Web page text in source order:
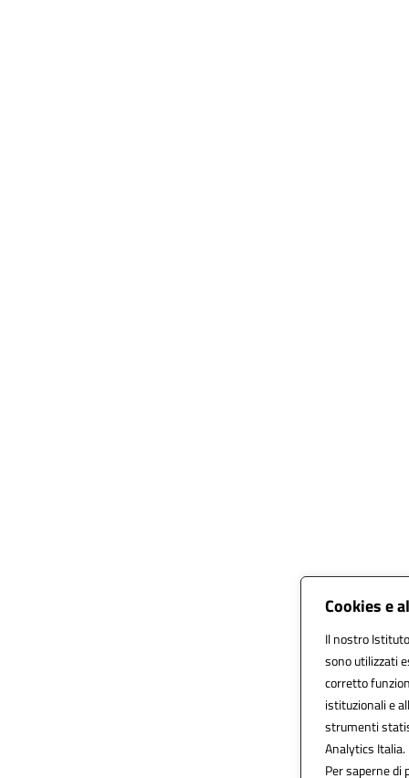
Cookies e
Il nostro
sono utilizzati
corretto
istituzionali e
strumenti
Analytics Italia.
Per saperne di